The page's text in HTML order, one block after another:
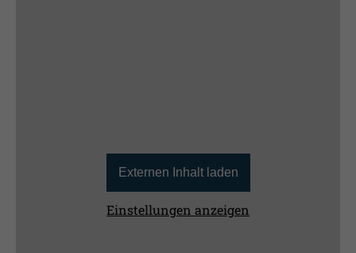
Externen Inhalt laden
Einstellungen anzeigen